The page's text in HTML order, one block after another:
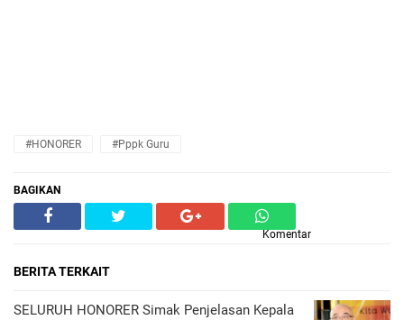
#HONORER #pppk Guru
BAGIKAN
Komentar
BERITA TERKAIT
SELURUH HONORER Simak Penjelasan Kepala